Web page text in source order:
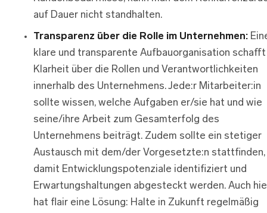
auf Dauer nicht standhalten.
Transparenz über die Rolle im Unternehmen:
klare und transparente Aufbauorganisation schafft
Klarheit über die Rollen und Verantwortlichkeiten
innerhalb des Unternehmens. Jede:r Mitarbeiter:in
sollte wissen, welche Aufgaben er/sie hat und wie
seine/ihre Arbeit zum Gesamterfolg des
Unternehmens beiträgt. Zudem sollte ein stetiger
Austausch mit dem/der Vorgesetzte:n stattfinden,
damit Entwicklungspotenziale identifiziert und
Erwartungshaltungen abgesteckt werden. Auch
hat flair eine Lösung: Halte in Zukunft regelmäßig